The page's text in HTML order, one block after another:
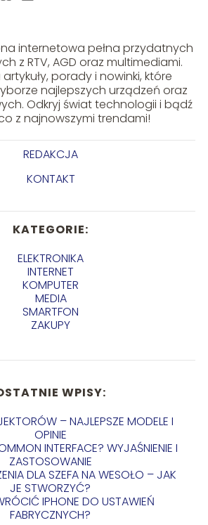
internetowa pełna przydatnych
z RTV, AGD oraz multimediami.
porady i nowinki, które
najlepszych urządzeń oraz
Odkryj świat technologii i bądź
z najnowszymi trendami!
REDAKCJA
KONTAKT
KATEGORIE:
ELEKTRONIKA
INTERNET
KOMPUTER
MEDIA
SMARTFON
ZAKUPY
WPISY:
– NAJLEPSZE MODELE I
OPINIE
INTERFACE? WYJAŚNIENIE I
ZASTOSOWANIE
DLA SZEFA NA WESOŁO – JAK
JE STWORZYĆ?
IPHONE DO USTAWIEŃ
FABRYCZNYCH?